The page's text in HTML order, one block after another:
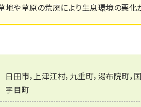
地や草原の荒廃により生息環境の悪化
日田市，上津江村，九重町，湯布院町，
宇目町